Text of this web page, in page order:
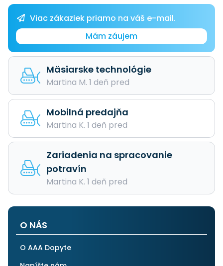
Viac zákaziek priamo na váš e-mail.
Mám záujem
Mäsiarske technológie
Martina M. 1 deň pred
Mobilná predajňa
Martina K. 1 deň pred
Zariadenia na spracovanie
potravín
Martina K. 1 deň pred
O NÁS
O AAA Dopyte